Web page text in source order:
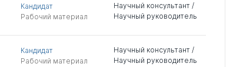
Кандидат
Рабочий материал
Научный консультант /
Научный руководитель
Кандидат
Рабочий материал
Научный консультант /
Научный руководитель